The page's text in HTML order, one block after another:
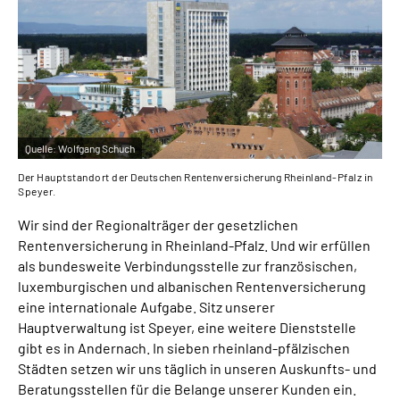
Mein Kundenportal
Quelle:Wolfgang Schuch
Der Hauptstandort der Deutschen Rentenversicherung Rheinland-Pfalz in
Speyer.
Wir sind der Regionalträger der gesetzlichen
Rentenversicherung in Rheinland-Pfalz. Und wir erfüllen
als bundesweite Verbindungsstelle zur französischen,
luxemburgischen und albanischen Rentenversicherung
eine internationale Aufgabe. Sitz unserer
Hauptverwaltung ist Speyer, eine weitere Dienststelle
gibt es in Andernach. In sieben rheinland-pfälzischen
Städten setzen wir uns täglich in unseren Auskunfts- und
Beratungsstellen für die Belange unserer Kunden ein.